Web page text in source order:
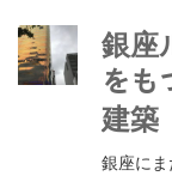
銀座
をも
建
銀座に